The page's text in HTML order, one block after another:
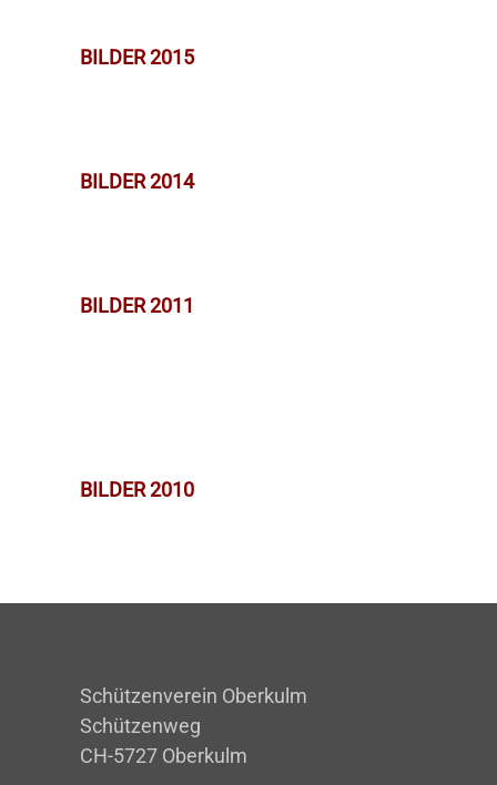
BILDER 2015
BILDER 2014
BILDER 2011
BILDER 2010
Schützenverein Oberkulm
Schützenweg
CH-5727 Oberkulm